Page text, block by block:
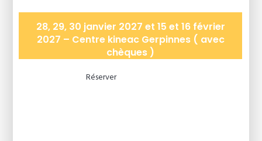
28, 29, 30 janvier 2027 et 15 et 16 février
2027 – Centre kineac Gerpinnes ( avec
chèques )
Réserver